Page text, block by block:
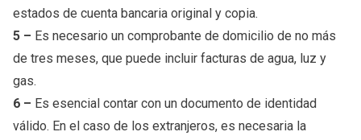
estados de cuenta bancaria original y copia.
5 – Es necesario un comprobante de domicilio de no más
de tres meses, que puede incluir facturas de agua, luz y
gas.
6 – Es esencial contar con un documento de identidad
válido. En el caso de los extranjeros, es necesaria la